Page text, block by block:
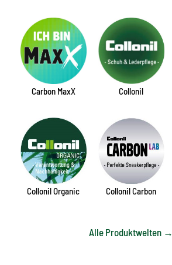
Carbon MaxX Collonil
Collonil Organic Collonil Carbon
Alle Produktwelten →